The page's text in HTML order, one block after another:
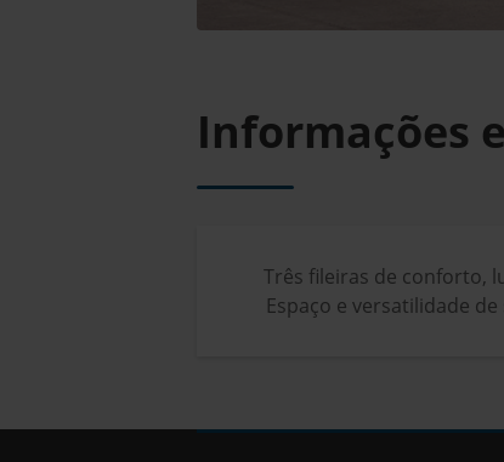
Informações
Três fileiras de conforto,
Espaço e versatilidade